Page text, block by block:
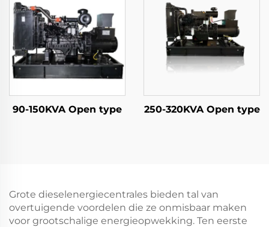
90-150KVA Open type 250-320KVA Open type
Grote dieselenergiecentrales bieden tal van
overtuigende voordelen die ze onmisbaar maken
voor grootschalige energieopwekking. Ten eerste